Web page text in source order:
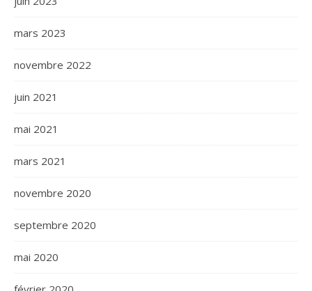
mars 2023
novembre 2022
juin 2021
mai 2021
mars 2021
novembre 2020
septembre 2020
mai 2020